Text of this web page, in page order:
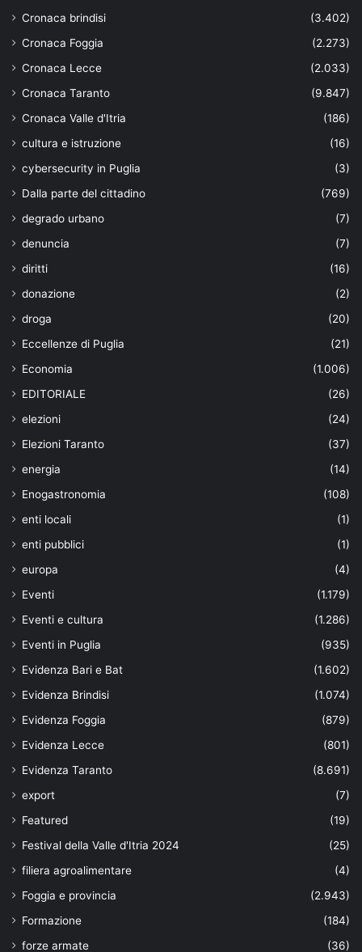
Cronaca brindisi
(3.402)
Cronaca Foggia
(2.273)
Cronaca Lecce
(2.033)
Cronaca Taranto
(9.847)
Cronaca Valle d'Itria
(186)
cultura e istruzione
(16)
cybersecurity in Puglia
(3)
Dalla parte del cittadino
(769)
degrado urbano
(7)
denuncia
(7)
diritti
(16)
donazione
(2)
droga
(20)
Eccellenze di Puglia
(21)
Economia
(1.006)
EDITORIALE
(26)
elezioni
(24)
Elezioni Taranto
(37)
energia
(14)
Enogastronomia
(108)
enti locali
(1)
enti pubblici
(1)
europa
(4)
Eventi
(1.179)
Eventi e cultura
(1.286)
Eventi in Puglia
(935)
Evidenza Bari e Bat
(1.602)
Evidenza Brindisi
(1.074)
Evidenza Foggia
(879)
Evidenza Lecce
(801)
Evidenza Taranto
(8.691)
export
(7)
Featured
(19)
Festival della Valle d'Itria 2024
(25)
filiera agroalimentare
(4)
Foggia e provincia
(2.943)
Formazione
(184)
forze armate
(36)